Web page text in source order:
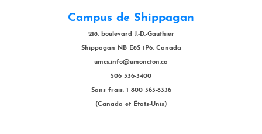
Campus de Shippagan
218, boulevard J.-D.-Gauthier
Shippagan NB E8S 1P6, Canada
umcs.info@umoncton.ca
506 336-3400
Sans frais: 1 800 363-8336
(Canada et États-Unis)